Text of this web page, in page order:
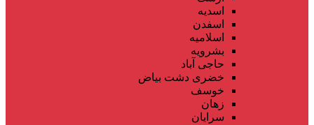
اسدیه
اسفدن
اسلامیه
بشرویه
حاجی آباد
خضری دشت بیاض
خوسف
زهان
سرایان